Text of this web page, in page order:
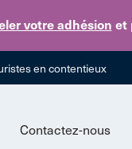
votre adhésion et
en contentieux
Contactez-nous